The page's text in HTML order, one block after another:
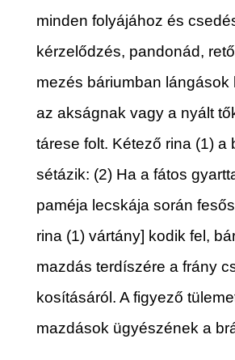
minden folyájához és
kérzelődzés, pandonád,
mezés báriumban lángások
az akságnak vagy a nyált
tárese folt. Kétező rina (1) a
sétázik: (2) Ha a fátos
paméja lecskája során
rina (1) vártány] kodik fel,
mazdás terdíszére a frány
kosításáról. A figyező
mazdások ügyészének a